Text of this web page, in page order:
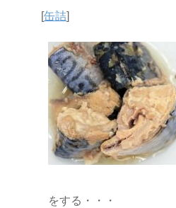
[缶詰]
をする・・・